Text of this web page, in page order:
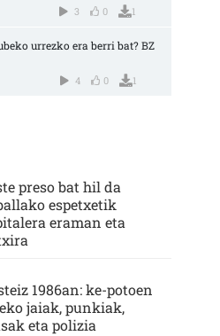
3 0 1
urrezko era berri bat? BZ
4 0 1
preso bat hil da
espetxetik
eraman eta
1986an: ke-potoen
jaiak, punkiak,
eta polizia